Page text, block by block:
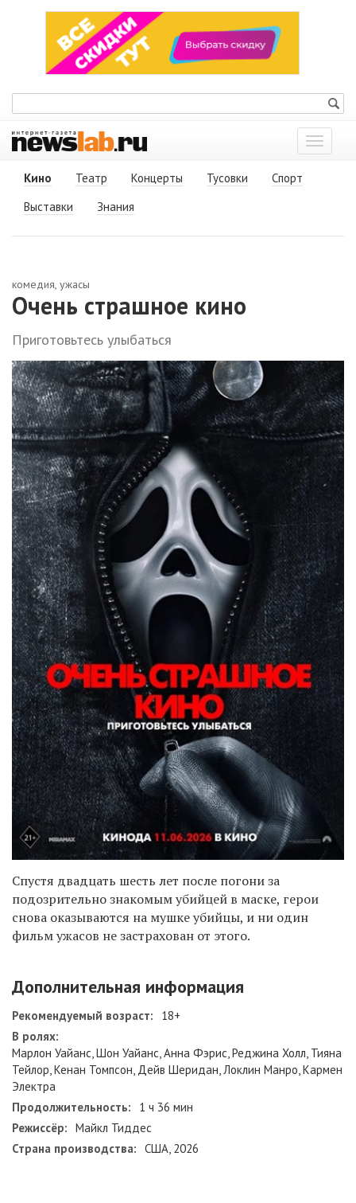
Показать
меню
Кино
Театр Концерты Тусовки
Спорт
Выставки
Знания
комедия, ужасы
Очень страшное кино
Приготовьтесь улыбаться
Спустя двадцать шесть лет после погони за
подозрительно знакомым убийцей в маске, герои
снова оказываются на мушке убийцы, и ни один
фильм ужасов не застрахован от этого.
Дополнительная информация
Рекомендуемый возраст:
18+
В ролях:
Марлон Уайанс, Шон Уайанс, Анна Фэрис, Реджина Холл, Тияна
Тейлор, Кенан Томпсон, Дейв Шеридан, Локлин Манро, Кармен
Электра
Продолжительность:
1 ч 36 мин
Режиссёр: Майкл Тиддес
Страна производства: США, 2026